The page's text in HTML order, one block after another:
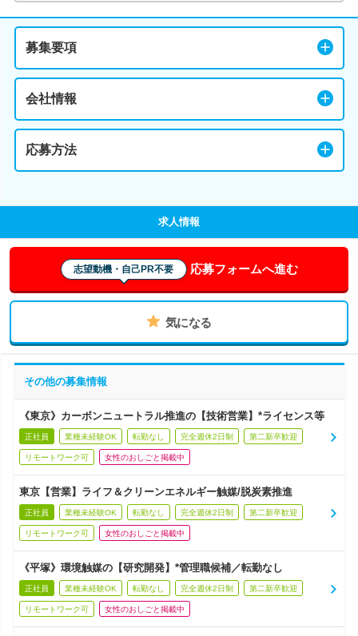
募集要項
会社情報
応募方法
求人情報
志望動機・自己PR不要 応募フォームへ進む
気になる
その他の募集情報
《東京》カーボンニュートラル推進の【技術営業】*ライセンス等
正社員 業種未経験OK 転勤なし 完全週休2日制 第二新卒歓迎
リモートワーク可 女性のおしごと掲載中
東京【営業】ライフ＆クリーンエネルギー触媒/脱炭素推進
正社員 業種未経験OK 転勤なし 完全週休2日制 第二新卒歓迎
リモートワーク可 女性のおしごと掲載中
《平塚》環境触媒の【研究開発】*管理職候補／転勤なし
正社員 業種未経験OK 転勤なし 完全週休2日制 第二新卒歓迎
リモートワーク可 女性のおしごと掲載中